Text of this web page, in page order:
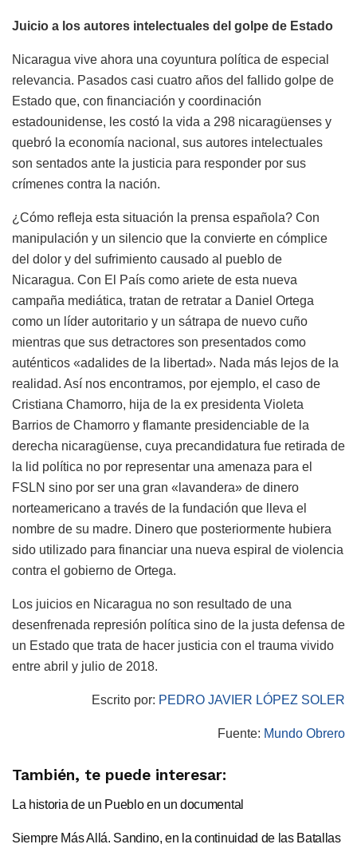
Juicio a los autores intelectuales del golpe de Estado
Nicaragua vive ahora una coyuntura política de especial
relevancia. Pasados casi cuatro años del fallido golpe de
Estado que, con financiación y coordinación
estadounidense, les costó la vida a 298 nicaragüenses y
quebró la economía nacional, sus autores intelectuales
son sentados ante la justicia para responder por sus
crímenes contra la nación.
¿Cómo refleja esta situación la prensa española? Con
manipulación y un silencio que la convierte en cómplice
del dolor y del sufrimiento causado al pueblo de
Nicaragua. Con El País como ariete de esta nueva
campaña mediática, tratan de retratar a Daniel Ortega
como un líder autoritario y un sátrapa de nuevo cuño
mientras que sus detractores son presentados como
auténticos «adalides de la libertad». Nada más lejos de la
realidad. Así nos encontramos, por ejemplo, el caso de
Cristiana Chamorro, hija de la ex presidenta Violeta
Barrios de Chamorro y flamante presidenciable de la
derecha nicaragüense, cuya precandidatura fue retirada de
la lid política no por representar una amenaza para el
FSLN sino por ser una gran «lavandera» de dinero
norteamericano a través de la fundación que lleva el
nombre de su madre. Dinero que posteriormente hubiera
sido utilizado para financiar una nueva espiral de violencia
contra el gobierno de Ortega.
Los juicios en Nicaragua no son resultado de una
desenfrenada represión política sino de la justa defensa de
un Estado que trata de hacer justicia con el trauma vivido
entre abril y julio de 2018.
Escrito por: PEDRO JAVIER LÓPEZ SOLER
Fuente: Mundo Obrero
También, te puede interesar:
La historia de un Pueblo en un documental
Siempre Más Allá. Sandino, en la continuidad de las Batallas